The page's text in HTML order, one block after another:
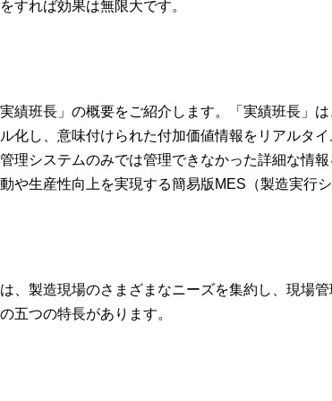
すれば効果は無限大です。
績班長」の概要をご紹介します。「実績班長」
化し、意味付けられた付加価値情報をリアルタ
理システムのみでは管理できなかった詳細な情
や生産性向上を実現する簡易版MES（製造実行シ
、製造現場のさまざまなニーズを集約し、現場
五つの特長があります。